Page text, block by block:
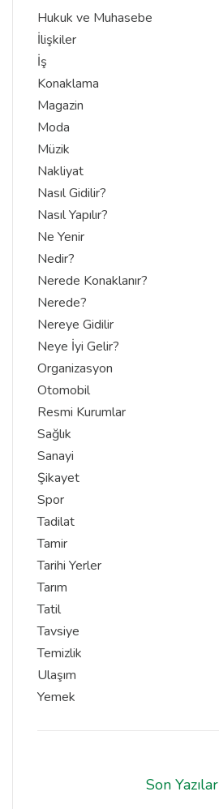
Hukuk ve Muhasebe
İlişkiler
İş
Konaklama
Magazin
Moda
Müzik
Nakliyat
Nasıl Gidilir?
Nasıl Yapılır?
Ne Yenir
Nedir?
Nerede Konaklanır?
Nerede?
Nereye Gidilir
Neye İyi Gelir?
Organizasyon
Otomobil
Resmi Kurumlar
Sağlık
Sanayi
Şikayet
Spor
Tadilat
Tamir
Tarihi Yerler
Tarım
Tatil
Tavsiye
Temizlik
Ulaşım
Yemek
Son Yazılar